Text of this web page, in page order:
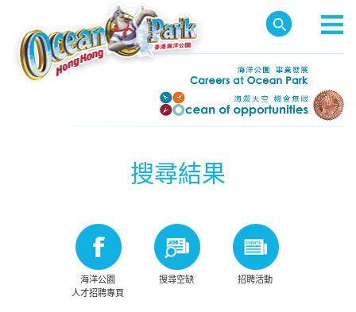
搜尋結果
海洋公園
人才招聘專頁
搜尋空缺 招聘活動